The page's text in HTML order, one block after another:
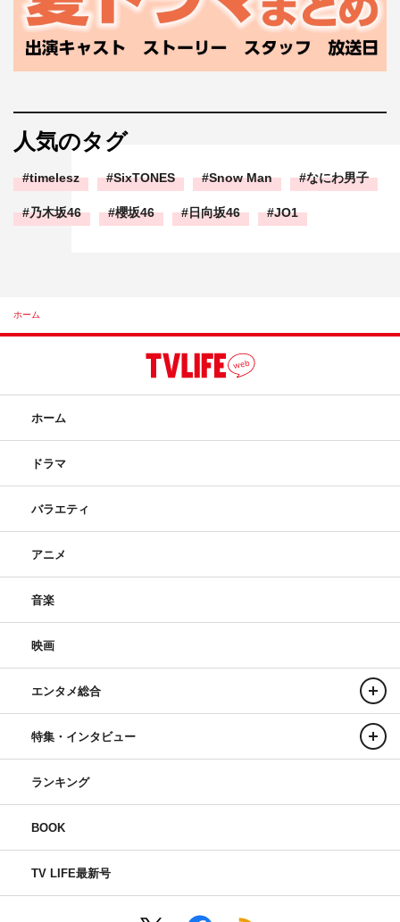
人気のタグ
timelesz SixTONES Snow Man なにわ男子
乃木坂46 櫻坂46 日向坂46 JO1
ホーム
ホーム
ドラマ
バラエティ
アニメ
音楽
映画
エンタメ総合
特集・インタビュー
ランキング
BOOK
TV LIFE最新号